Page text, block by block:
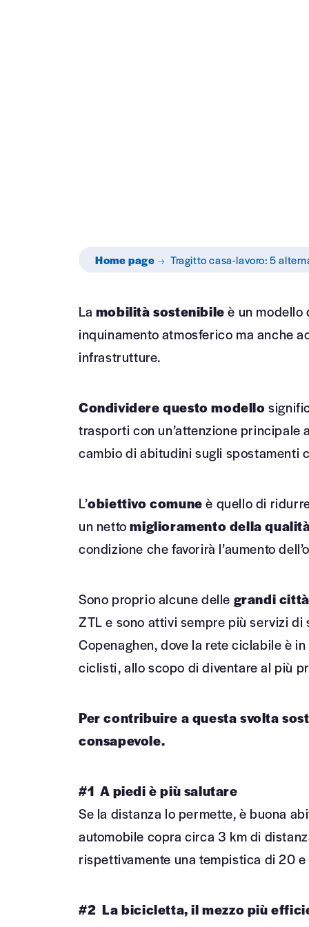
Home page Tragitto casa-lavoro: 5
La mobilità sostenibileè un modello
inquinamento atmosferico ma anche
infrastrutture.
Condividere questo modello
trasporti con un’attenzione
cambio di abitudini sugli spostamenti
L’obiettivo comuneè quello di
un nettomiglioramento della
condizione che favorirà l’aumento
Sono proprio alcune delle grandi
ZTL e sono attivi sempre più servizi
Copenaghen, dove la rete ciclabile è
ciclisti, allo scopo di diventare al più
Per contribuire a questa svolta
consapevole.
#1 A piedi è più salutare
Se la distanza lo permette, è buona
automobile copra circa 3 km di
rispettivamente una tempistica di 20
#2 La bicicletta, il mezzo più